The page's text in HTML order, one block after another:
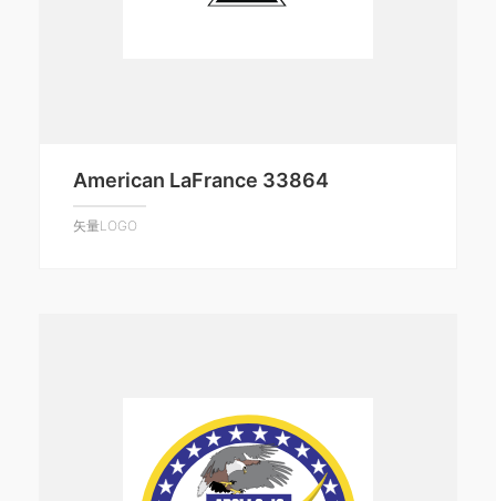
American LaFrance 33864
矢量LOGO